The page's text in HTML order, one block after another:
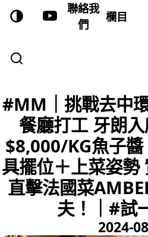
聯絡我
們
欄目
#MM｜挑戰去中
餐廳打工 牙朗
$8,000/KG魚子
具擺位＋上菜姿勢
直擊法國菜
夫！｜#試
2024-